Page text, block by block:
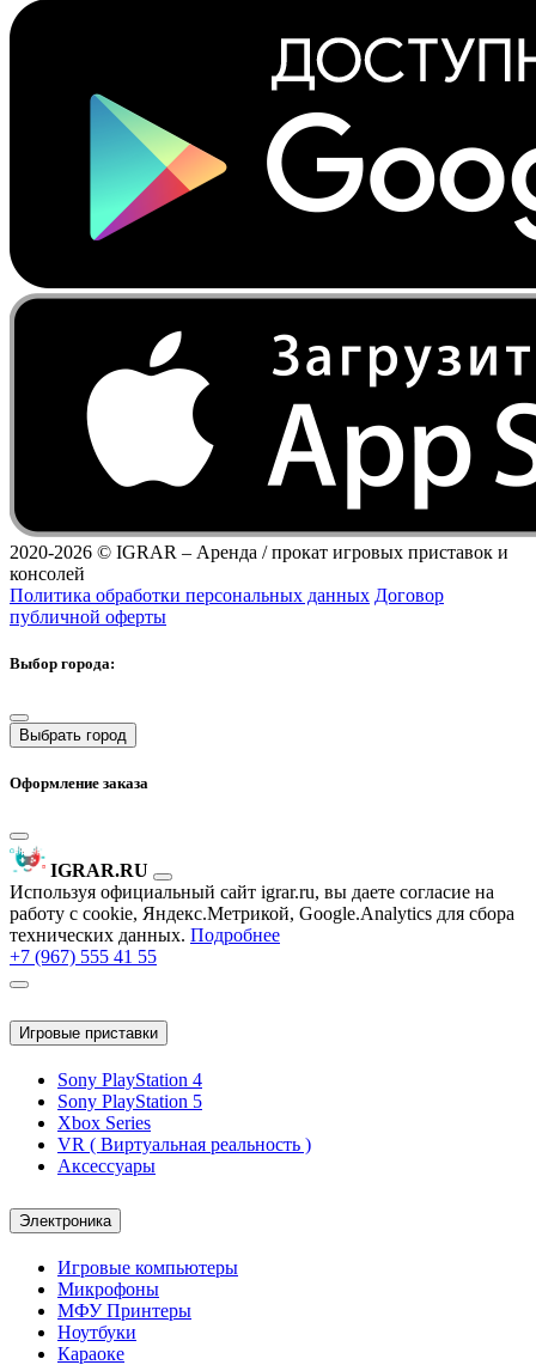
2020-2026 © IGRAR – Аренда / прокат игровых приставок и
консолей
Политика обработки персональных данных Договор
публичной оферты
Выбор города:
Выбрать город
Оформление заказа
IGRAR.RU
Используя официальный сайт igrar.ru, вы даете согласие на
работу с cookie, Яндекс.Метрикой, Google.Analytics для сбора
технических данных. Подробнее
+7 (967) 555 41 55
Игровые приставки
Sony PlayStation 4
Sony PlayStation 5
Xbox Series
VR ( Виртуальная реальность )
Аксессуары
Электроника
Игровые компьютеры
Микрофоны
МФУ Принтеры
Ноутбуки
Караоке